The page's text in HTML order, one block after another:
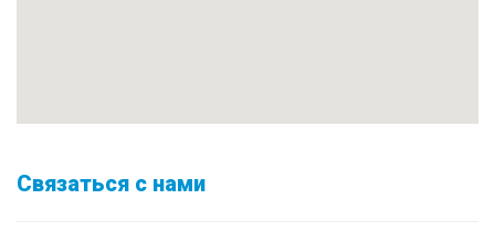
Связаться с нами